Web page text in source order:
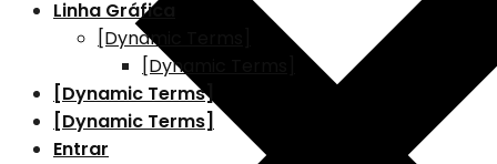
Linha Gráfica
[Dynamic Terms]
[Dynamic Terms]
[Dynamic Terms]
[Dynamic Terms]
Entrar